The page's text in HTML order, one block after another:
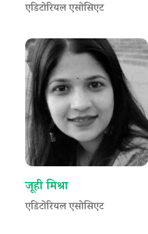
एडिटोरियल एसोसिएट
जूही मिश्रा
एडिटोरियल एसोसिएट